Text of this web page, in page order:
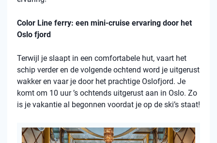
Color Line ferry: een mini-cruise ervaring door het
Oslo fjord
Terwijl je slaapt in een comfortabele hut, vaart het
schip verder en de volgende ochtend word je uitgerust
wakker en vaar je door het prachtige Oslofjord. Je
komt om 10 uur ’s ochtends uitgerust aan in Oslo. Zo
is je vakantie al begonnen voordat je op de ski’s staat!